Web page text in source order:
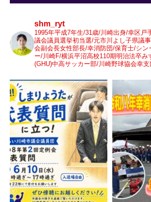
shm_ryt
1995年平成7年生/31歳/川崎出身/幸区戸
議会議員選挙初当選/元市川よし子県議
会副会長女性部長/幸消防団/保育士/シン
ー/川崎F/横浜平沼高校110期明治法卒み
(GHU)中高サッカー部/川崎野球協会幸支